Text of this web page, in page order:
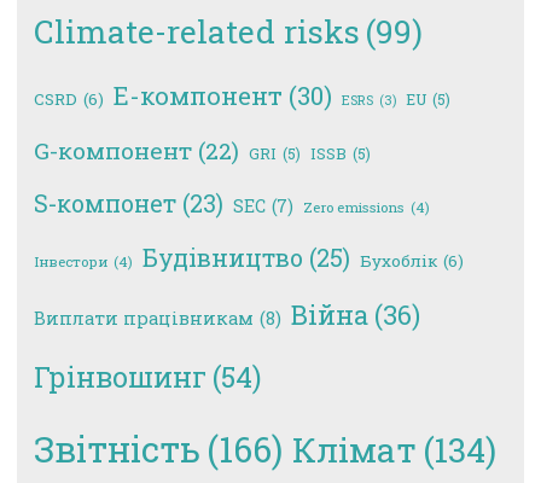
Climate-related risks (99)
CSRD (6) E-компонент (30) ESRS (3) EU (5)
G-компонент (22) GRI (5) ISSB (5)
S-компонет (23) SEC (7) Zero emissions (4)
Інвестори (4) Будівництво (25) Бухоблік (6)
Виплати працівникам (8) Війна (36)
Грінвошинг (54)
Звітність (166) Клімат (134)